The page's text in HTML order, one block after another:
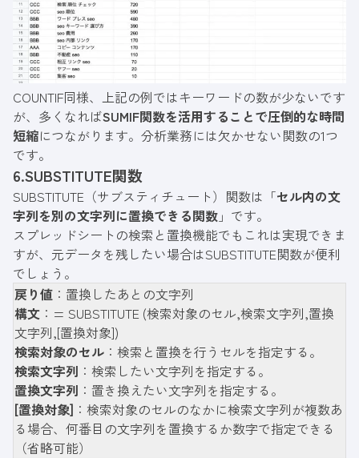
COUNTIF同様、上記の例ではキーワードの数が少ないです
が、多くなればSUMIF関数を活用することで圧倒的な時間
短縮につながります。分析業務には欠かせない関数の1つ
です。
6.SUBSTITUTE関数
SUBSTITUTE（サブスティチュート）関数は「セル内の文
字列を別の文字列に置換できる関数 」です。
スプレッドシートの検索と置換機能でもこれは実現できま
すが、元データを残したい場合はSUBSTITUTE関数が便利
でしょう。
戻り値 ：置換したあとの文字列
構文 ：= SUBSTITUTE (検索対象のセル,検索文字列,置換
文字列,[置換対象])
検索対象のセル ：検索と置換を行うセルを指定する。
検索文字列 ：検索したい文字列を指定する。
置換文字列 ：置き換えたい文字列を指定する。
[置換対象] ：検索対象のセルのなかに検索文字列が複数あ
る場合、何番目の文字列を置換するか数字で指定できる
（省略可能）